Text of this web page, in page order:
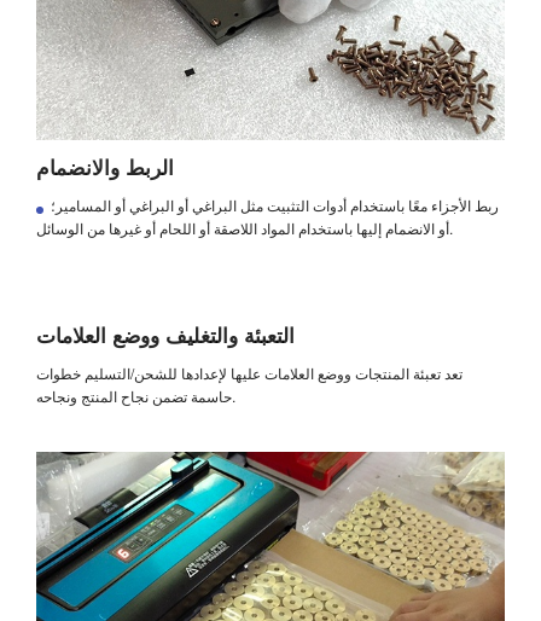
الربط والانضمام
ربط الأجزاء معًا باستخدام أدوات التثبيت مثل البراغي أو البراغي أو المسامير؛
أو الانضمام إليها باستخدام المواد اللاصقة أو اللحام أو غيرها من الوسائل.
التعبئة والتغليف ووضع العلامات
تعد تعبئة المنتجات ووضع العلامات عليها لإعدادها للشحن/التسليم خطوات
حاسمة تضمن نجاح المنتج ونجاحه.